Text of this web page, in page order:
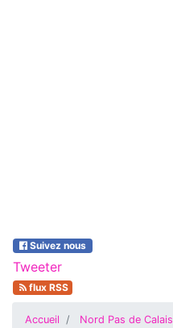
Suivez nous
Tweeter
flux RSS
Accueil Nord Pas de Calais